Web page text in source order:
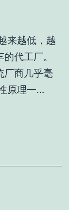
来越低，越
代工厂。
厂商几乎毫
原理一…